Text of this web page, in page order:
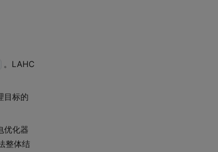
。LAHC
目标的
优化器
整体结